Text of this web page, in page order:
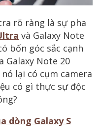
rõ ràng là sự pha
và Galaxy Note
bốn góc sắc cạnh
Galaxy Note 20
lại có cụm camera
có gì thực sự độc
dòng Galaxy S